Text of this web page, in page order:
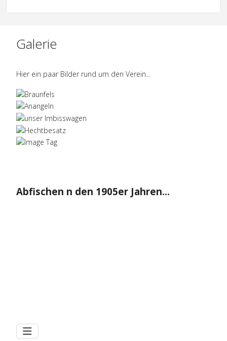
Galerie
Hier ein paar Bilder rund um den Verein...
Abfischen n den 1905er Jahren...